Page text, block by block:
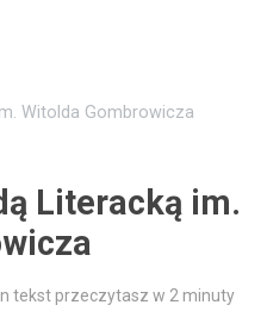
Witolda Gombrowicza
Literacką im.
tekst przeczytasz w 2 minuty